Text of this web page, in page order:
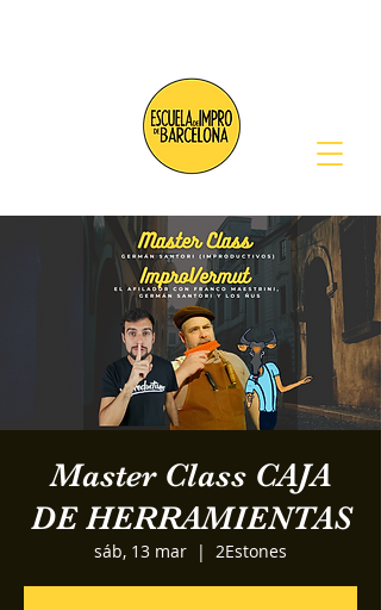
Master Class CAJA
DE HERRAMIENTAS
sáb, 13 mar
  |
2Estones